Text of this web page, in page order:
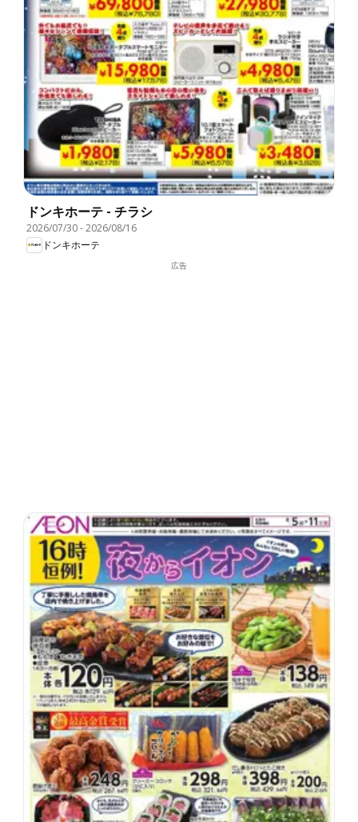
ドンキホーテ - チラシ
2026/07/30-2026/08/16
ドンキホーテ
広告